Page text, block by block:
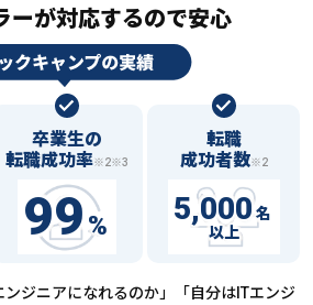
ーが対応するので安心
卒業生の
転職成功率※2※3
99%
転職
成功者数※2
5,000 名
以上
ンジニアになれるのか」「自分はITエンジ